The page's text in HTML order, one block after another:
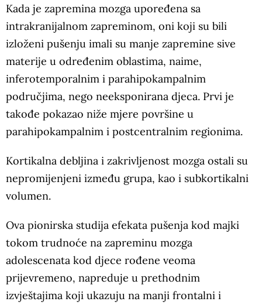
Kada je zapremina mozga upoređena sa
intrakranijalnom zapreminom, oni koji su bili
izloženi pušenju imali su manje zapremine sive
materije u određenim oblastima, naime,
inferotemporalnim i parahipokampalnim
područjima, nego neeksponirana djeca. Prvi je
takođe pokazao niže mjere površine u
parahipokampalnim i postcentralnim regionima.
Kortikalna debljina i zakrivljenost mozga ostali su
nepromijenjeni između grupa, kao i subkortikalni
volumen.
Ova pionirska studija efekata pušenja kod majki
tokom trudnoće na zapreminu mozga
adolescenata kod djece rođene veoma
prijevremeno, napreduje u prethodnim
izvještajima koji ukazuju na manji frontalni i